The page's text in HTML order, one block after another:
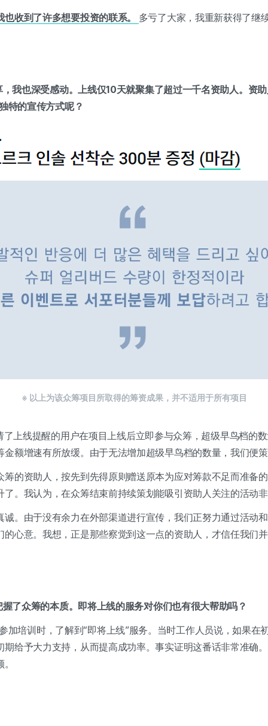
收到了许多想要投资的联系。 多亏了大家，我重新获得了继
我也深受感动。上线仅10天就聚集了超过一千名资助人。资
特的宣传方式呢？
※ 以上为该众筹项目所取得的筹资成果，并不适用于所有项目
了上线提醒的用户在项目上线后立即参与众筹，超级早鸟档的
金额增速有所放缓。由于无法增加超级早鸟档的数量，我们便
筹的资助人，按先到先得原则赠送原本为应对筹款不足而准备
了。我认为，在众筹结束前持续策划能吸引资助人关注的活动
诚。由于没有余力在外部渠道进行宣传，我们正努力通过活动
的心意。我想，正是那些察觉到这一点的资助人，才信任我们
了众筹的本质。即将上线的服务对你们也有很大帮助吗？
加培训时，了解到“即将上线”服务。当时工作人员说，如果在
期给予大力支持，从而提高成功率。事实证明这番话非常准确